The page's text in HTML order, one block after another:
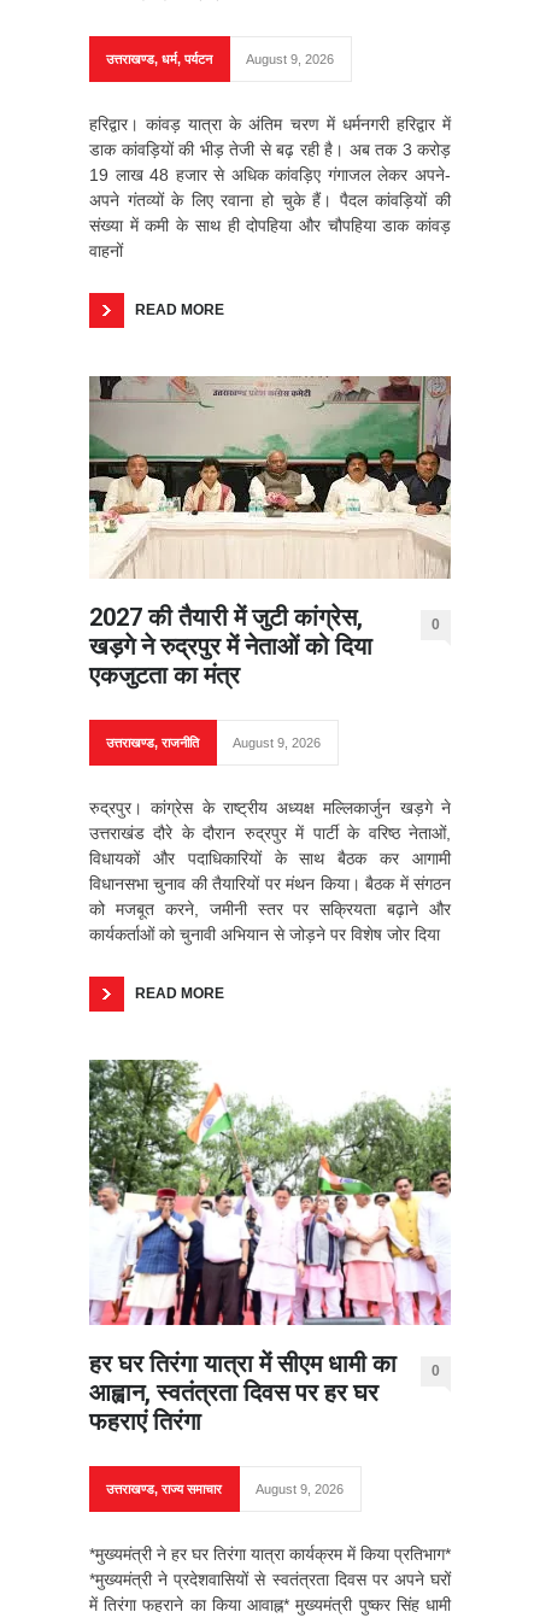
उत्तराखण्ड, धर्म,पर्यटन August 9, 2026
हरिद्वार। कांवड़ यात्रा के अंतिम चरण में धर्मनगरी हरिद्वार में
डाक कांवड़ियों की भीड़ तेजी से बढ़ रही है। अब तक 3 करोड़
19 लाख 48 हजार से अधिक कांवड़िए गंगाजल लेकर अपने-
अपने गंतव्यों के लिए रवाना हो चुके हैं। पैदल कांवड़ियों की
संख्या में कमी के साथ ही दोपहिया और चौपहिया डाक कांवड़
वाहनों
READ MORE
2027 की तैयारी में जुटी कांग्रेस,
खड़गे ने रुद्रपुर में नेताओं को दिया
एकजुटता का मंत्र
0
उत्तराखण्ड,राजनीति August 9, 2026
रुद्रपुर। कांग्रेस के राष्ट्रीय अध्यक्ष मल्लिकार्जुन खड़गे ने
उत्तराखंड दौरे के दौरान रुद्रपुर में पार्टी के वरिष्ठ नेताओं,
विधायकों और पदाधिकारियों के साथ बैठक कर आगामी
विधानसभा चुनाव की तैयारियों पर मंथन किया। बैठक में संगठन
को मजबूत करने, जमीनी स्तर पर सक्रियता बढ़ाने और
कार्यकर्ताओं को चुनावी अभियान से जोड़ने पर विशेष जोर दिया
READ MORE
हर घर तिरंगा यात्रा में सीएम धामी का
आह्वान, स्वतंत्रता दिवस पर हर घर
फहराएं तिरंगा
0
उत्तराखण्ड,राज्य समाचार August 9, 2026
*मुख्यमंत्री ने हर घर तिरंगा यात्रा कार्यक्रम में किया प्रतिभाग*
*मुख्यमंत्री ने प्रदेशवासियों से स्वतंत्रता दिवस पर अपने घरों
में तिरंगा फहराने का किया आवाह्न* मुख्यमंत्री पुष्कर सिंह धामी